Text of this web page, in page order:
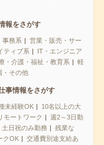
報をさがす
事務系
営業・販売・サー
ティブ系
IT・エンジニア
・介護・福祉・教育系
軽
・その他
事情報をさがす
未経験OK
10名以上の大
モートワーク
週2～3日勤
土日祝のみ勤務
残業な
クOK
交通費別途支給あ